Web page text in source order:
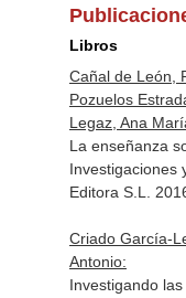
Libros
Cañal de León,
Pozuelos
Legaz, Ana
La enseñanza
Investigaciones
Editora S.L.
Criado García-
Antonio:
Investigando